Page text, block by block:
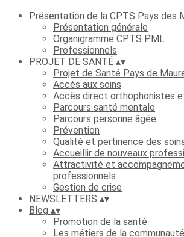
Présentation de la CPTS Pays des
Présentation générale
Organigramme CPTS PML
Professionnels
PROJET DE SANTÉ ▴▾
Projet de Santé Pays de
Accès aux soins
Accès direct orthophonistes
Parcours santé mentale
Parcours personne âgée
Prévention
Qualité et pertinence des
Accueillir de nouveaux
Attractivité et
professionnels
Gestion de crise
NEWSLETTERS ▴▾
Blog ▴▾
Promotion de la santé
Les métiers de la